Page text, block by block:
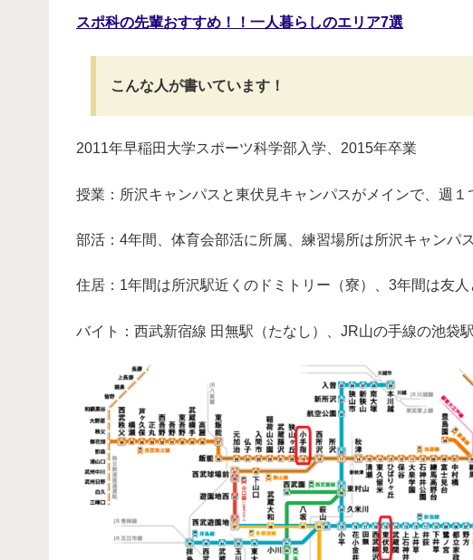
スポ科の先輩おすすめ！！一人暮らしのエリア7選
こんな人が書いています！
2011年早稲田大学スポーツ科学部入学、2015年卒業
授業：所沢キャンパスと東伏見キャンパスがメインで、週１
部活：4年間、体育会部活に所属、練習場所は所沢キャンパ
住居：1年間は所沢駅近くのドミトリー（寮）、3年間は友人
バイト：西武新宿線 田無駅（たなし）、JR山の手線の池袋